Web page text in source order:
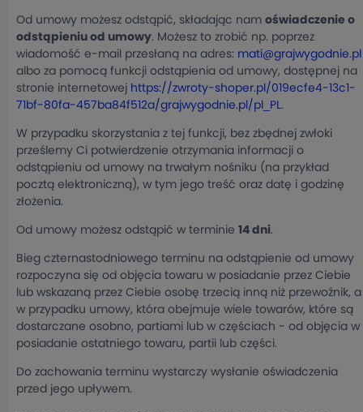
Od umowy możesz odstąpić, składając nam oświadczenie o
odstąpieniu od umowy. Możesz to zrobić np. poprzez
wiadomość e-mail przesłaną na adres: mati@grajwygodnie.pl
albo za pomocą funkcji odstąpienia od umowy, dostępnej na
stronie internetowej https://zwroty-shoper.pl/019ecfe4-13c1-
71bf-80fa-457ba84f512a/grajwygodnie.pl/pl_PL.
W przypadku skorzystania z tej funkcji, bez zbędnej zwłoki
prześlemy Ci potwierdzenie otrzymania informacji o
odstąpieniu od umowy na trwałym nośniku (na przykład
pocztą elektroniczną), w tym jego treść oraz datę i godzinę
złożenia.
Od umowy możesz odstąpić w terminie 14 dni.
Bieg czternastodniowego terminu na odstąpienie od umowy
rozpoczyna się od objęcia towaru w posiadanie przez Ciebie
lub wskazaną przez Ciebie osobę trzecią inną niż przewoźnik, a
w przypadku umowy, która obejmuje wiele towarów, które są
dostarczane osobno, partiami lub w częściach - od objęcia w
posiadanie ostatniego towaru, partii lub części.
Do zachowania terminu wystarczy wysłanie oświadczenia
przed jego upływem.